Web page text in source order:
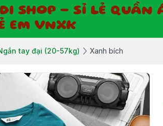
SHOP - SỈ LẺ QUẦN
EM VNXK
tay đại (20-57kg) Xanh bích